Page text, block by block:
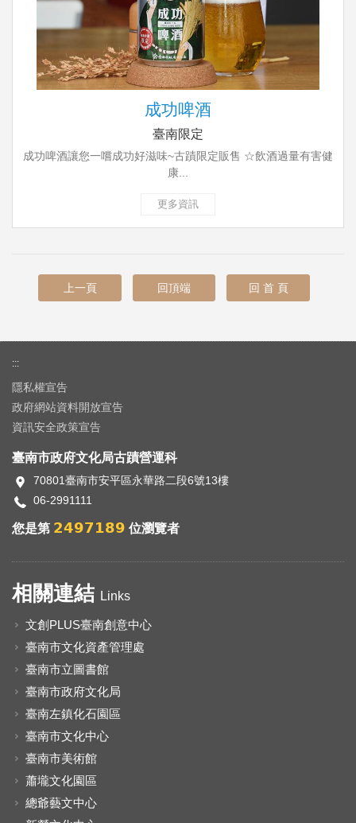
成功啤酒
臺南限定
成功啤酒讓您一嚐成功好滋味~古蹟限定販售 ☆飲酒過量有害健
康...
更多資訊
上一頁 回頂端 回 首 頁
:::
隱私權宣告
政府網站資料開放宣告
資訊安全政策宣告
臺南市政府文化局古蹟營運科
70801臺南市安平區永華路二段6號13樓
06-2991111
您是第 2497189 位瀏覽者
相關連結 Links
文創PLUS臺南創意中心
臺南市文化資產管理處
臺南市立圖書館
臺南市政府文化局
臺南左鎮化石園區
臺南市文化中心
臺南市美術館
蕭壠文化園區
總爺藝文中心